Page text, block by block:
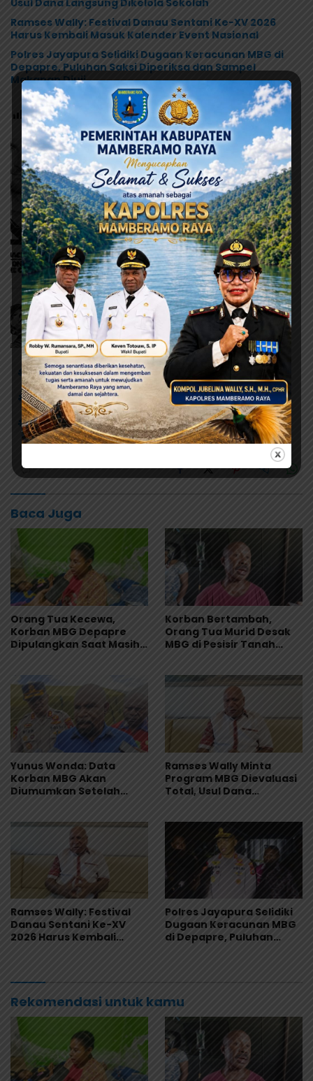
Ramses Wally: Festival Danau Sentani Ke-XV 2026
Harus Kembali Masuk Kalender Event Nasional
Polres Jayapura Selidiki Dugaan Keracunan MBG di
Depapre, Puluhan Saksi Diperiksa dan Sampel
Makanan Diuji
Post Views:
# GKP Filadelfia Ariyauw
# Perayaan Natal KKSM
# Salu Mai'ting Kabupaten Jayapura
Baca Juga
Orang Tua Kecewa,
Korban MBG Depapre
Dipulangkan Saat Masih
Korban Bertambah,
Orang Tua Murid Desak
MBG di Pesisir Tanah
Yunus Wonda: Data
Korban MBG Akan
Diumumkan Setelah
Ramses Wally Minta
Program MBG Dievaluasi
Total, Usul Dana
Ramses Wally: Festival
Danau Sentani Ke-XV
2026 Harus Kembali
Polres Jayapura Selidiki
Dugaan Keracunan MBG
di Depapre, Puluhan
Rekomendasi untuk kamu